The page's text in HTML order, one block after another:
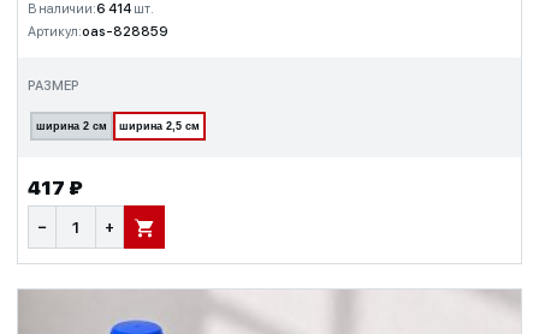
В наличии:6 414 шт.
Артикул:oas-828859
РАЗМЕР
ширина 2 см ширина 2,5 см
417 ₽
− + В КОРЗИНУ